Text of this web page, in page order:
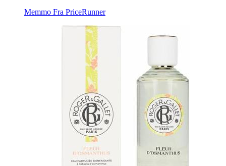
Memmo Fra PriceRunner